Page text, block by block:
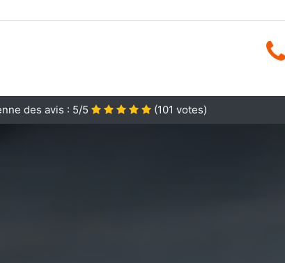
des avis : 5/5 (101 votes)